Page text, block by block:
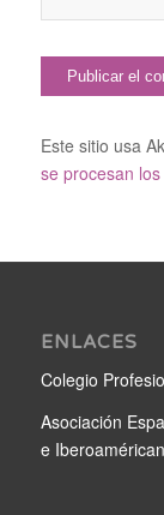
Este sitio usa
se procesan
ENLACES
Colegio
Asociación
e